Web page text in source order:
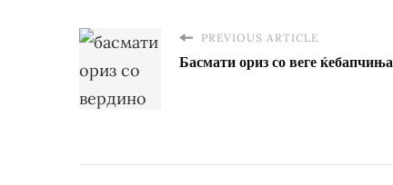
PREVIOUS ARTICLE
Басмати ориз со веге ќебапчиња